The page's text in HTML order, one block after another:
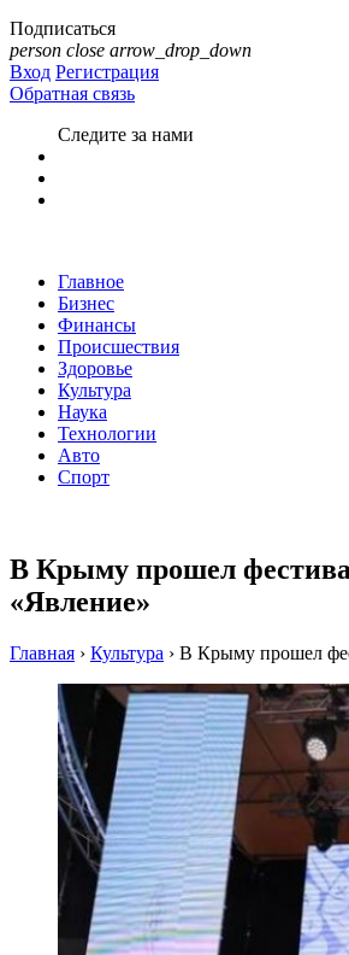
Подписаться
person close arrow_drop_down
Вход Регистрация
Обратная связь
Следите за нами
Главное
Бизнес
Финансы
Происшествия
Здоровье
Культура
Наука
Технологии
Авто
Спорт
В Крыму прошел
«Явление»
Главная › Культура › В Крыму прошел